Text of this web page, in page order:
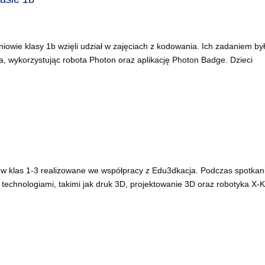
klasy 1b wzięli udział w zajęciach z kodowania. Ich zadaniem
wykorzystując robota Photon oraz aplikację Photon Badge. Dzieci
klas 1-3 realizowane we współpracy z Edu3dkacja. Podczas
takimi jak druk 3D, projektowanie 3D oraz robotyka X-